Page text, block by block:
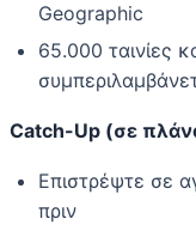
Geographic
65.000 ταινίες
Catch-Up (σε
Επιστρέψτε σε
πριν